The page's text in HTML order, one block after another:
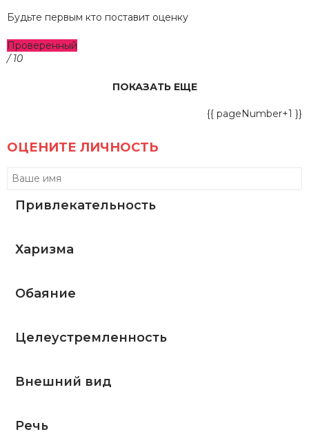
Будьте первым кто поставит оценку
Проверенный
/ 10
ПОКАЗАТЬ ЕЩЕ
{{ pageNumber+1 }}
ОЦЕНИТЕ ЛИЧНОСТЬ
Привлекательность
Харизма
Обаяние
Целеустремленность
Внешний вид
Речь